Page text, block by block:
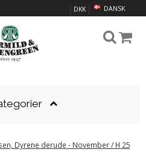
DANSK
DKK
Dyrene derude - November / H 25